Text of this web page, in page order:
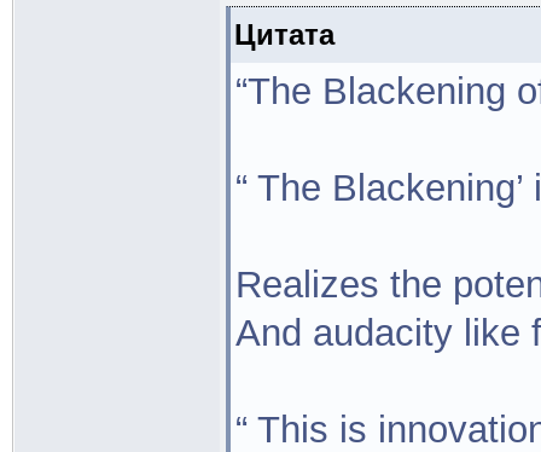
Цитата
“The Blackening
“ The
Realizes the
And audacity like
“ This is